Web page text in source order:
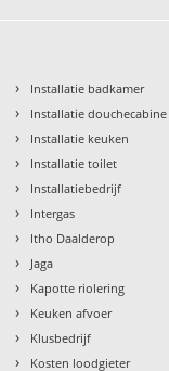
› Installatie badkamer
› Installatie douchecabine
› Installatie keuken
› Installatie toilet
› Installatiebedrijf
› Intergas
› Itho Daalderop
› Jaga
› Kapotte riolering
› Keuken afvoer
› Klusbedrijf
› Kosten loodgieter